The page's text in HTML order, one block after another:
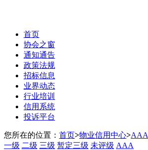
首页
协会之窗
通知通告
政策法规
招标信息
业界动态
行业培训
信用系统
投诉平台
您所在的位置： 首页>物业信用中心>AAA
一级 二级 三级 暂定三级 未评级 AAA